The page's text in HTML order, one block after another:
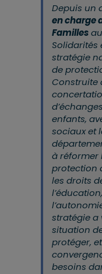
Depuis un
en charge
Familles
Solidarités
stratégie
de
Construite
enfants,
sociaux et
à réformer
protection
les droits
stratégie a
situation
protéger,
besoins